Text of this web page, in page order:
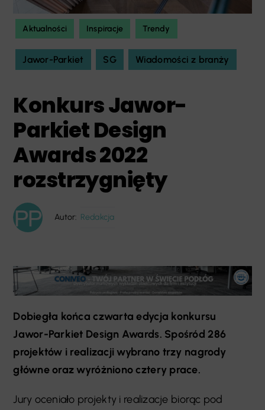
Aktualności Inspiracje Trendy
Jawor-Parkiet SG Wiadomości z branży
Konkurs Jawor-
Parkiet Design
Awards 2022
rozstrzygnięty
Autor: Redakcja
Dobiegła końca czwarta edycja konkursu
Jawor-Parkiet Design Awards. Spośród 286
projektów i realizacji wybrano trzy nagrody
główne oraz wyróżniono cztery prace.
Jury oceniało projekty i realizacje biorąc pod